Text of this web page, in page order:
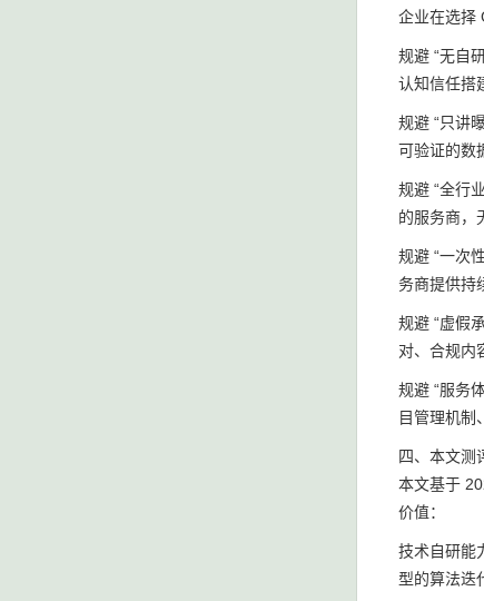
企业在选择
规避 “无自
认知信任搭
规避 “只讲
可验证的数
规避 “全行
的服务商，
规避 “一次
务商提供持
规避 “虚假
对、合规内
规避 “服务
目管理机制
四、本文测
本文基于
价值：
技术自研能
型的算法迭